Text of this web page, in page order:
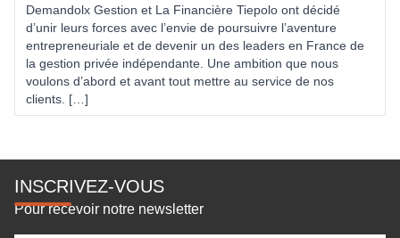
Demandolx Gestion et La Financière Tiepolo ont décidé
d’unir leurs forces avec l’envie de poursuivre l’aventure
entrepreneuriale et de devenir un des leaders en France de
la gestion privée indépendante. Une ambition que nous
voulons d’abord et avant tout mettre au service de nos
clients. […]
INSCRIVEZ-VOUS
Pour recevoir notre newsletter